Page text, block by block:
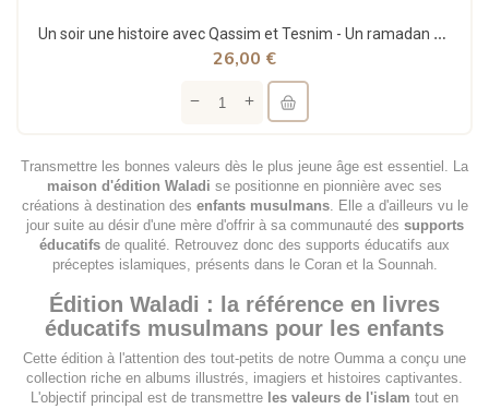
Un soir une histoire avec Qassim et Tesnim - Un ramadan en famille - Waladi
26,00 €
Transmettre les bonnes valeurs dès le plus jeune âge est essentiel. La
maison d'édition Waladi se positionne en pionnière avec ses
créations à destination des enfants musulmans. Elle a d'ailleurs vu le
jour suite au désir d'une mère d'offrir à sa communauté des supports
éducatifs de qualité. Retrouvez donc des supports éducatifs aux
préceptes islamiques, présents dans le Coran et la Sounnah.
Édition Waladi : la référence en livres
éducatifs musulmans pour les enfants
Cette édition à l'attention des tout-petits de notre Oumma a conçu une
collection riche en albums illustrés, imagiers et histoires captivantes.
L'objectif principal est de transmettre les valeurs de l'islam tout en